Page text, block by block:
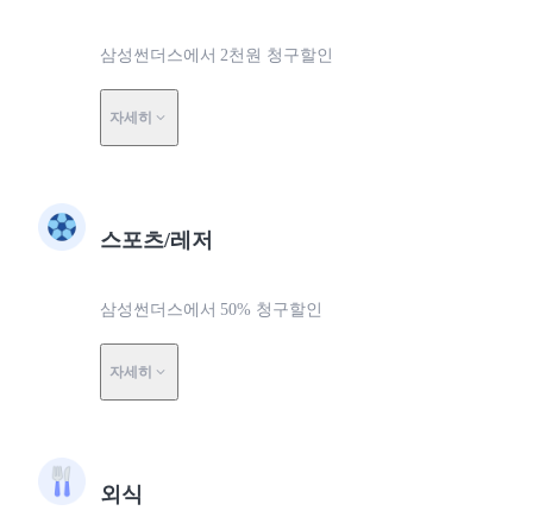
삼성썬더스에서 2천원 청구할인
자세히
스포츠/레저
삼성썬더스에서 50% 청구할인
자세히
외식